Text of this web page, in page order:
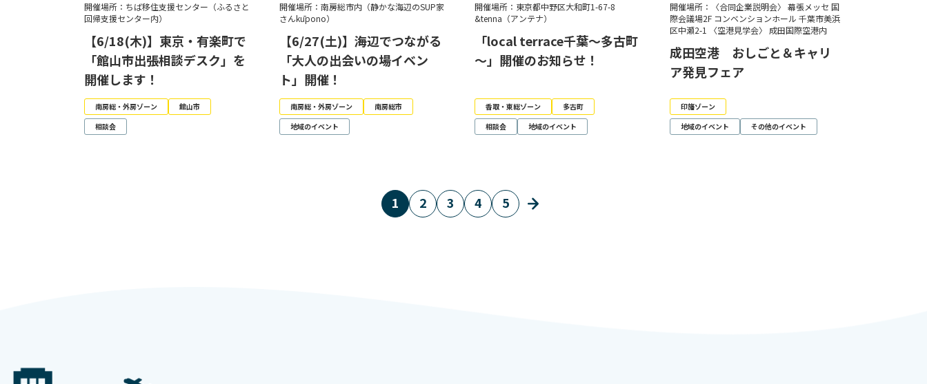
開催場所：ちば移住支援センター（ふるさと
回帰支援センター内）
【6/18(木)】東京・有楽町で
「館山市出張相談デスク」を
開催します！
南房総・外房ゾーン
館山市
相談会
開催場所：南房総市内（静かな海辺のSUP家
さんkūpono）
【6/27(土)】海辺でつながる
「大人の出会いの場イベン
ト」開催！
南房総・外房ゾーン
南房総市
地域のイベント
開催場所：東京都中野区大和町1-67-8
&tenna（アンテナ）
「local terrace千葉～多古町
～」開催のお知らせ！
香取・東総ゾーン
多古町
相談会
地域のイベント
開催場所：〈合同企業説明会〉 幕張メッセ 国
際会議場2F コンベンションホール 千葉市美浜
区中瀬2-1 〈空港見学会〉 成田国際空港内
成田空港 おしごと＆キャリ
ア発見フェア
印旛ゾーン
地域のイベント
その他のイベント
1 2 3 4 5